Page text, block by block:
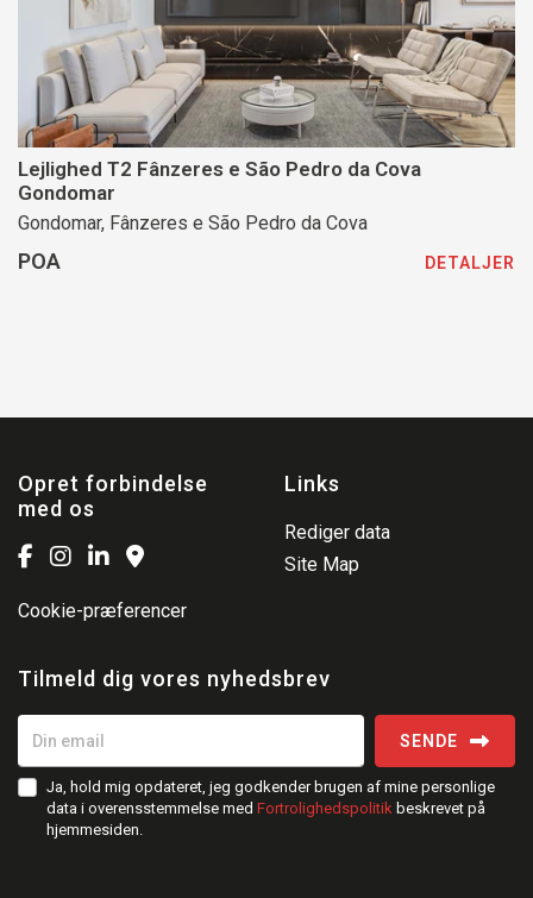
Lejlighed T2 Fânzeres e São Pedro da Cova
Gondomar
Gondomar, Fânzeres e São Pedro da Cova
POA DETALJER
Opret forbindelse
med os
Cookie-præferencer
Links
Rediger data
Site Map
Tilmeld dig vores nyhedsbrev
SENDE
Ja, hold mig opdateret, jeg godkender brugen af mine personlige
data i overensstemmelse med Fortrolighedspolitik beskrevet på
hjemmesiden.